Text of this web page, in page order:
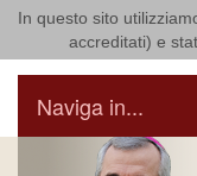
In questo sito
accreditati) e
Naviga in...